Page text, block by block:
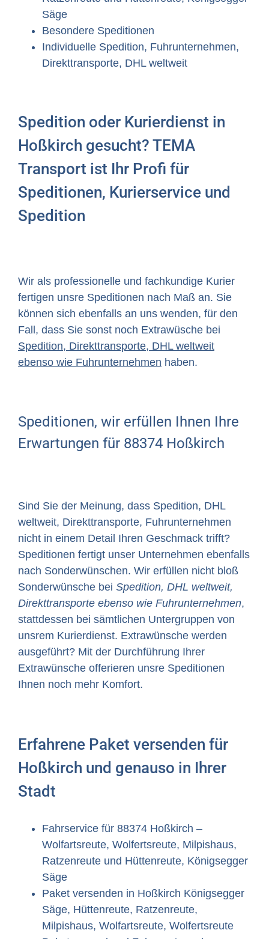
Säge
Besondere Speditionen
Individuelle Spedition, Fuhrunternehmen,
Direkttransporte, DHL weltweit
Spedition oder Kurierdienst in
Hoßkirch gesucht? TEMA
Transport ist Ihr Profi für
Speditionen, Kurierservice und
Spedition
Wir als professionelle und fachkundige Kurier
fertigen unsre Speditionen nach Maß an. Sie
können sich ebenfalls an uns wenden, für den
Fall, dass Sie sonst noch Extrawüsche bei
Spedition, Direkttransporte, DHL weltweit
ebenso wie Fuhrunternehmen haben.
Speditionen, wir erfüllen Ihnen Ihre
Erwartungen für 88374 Hoßkirch
Sind Sie der Meinung, dass Spedition, DHL
weltweit, Direkttransporte, Fuhrunternehmen
nicht in einem Detail Ihren Geschmack trifft?
Speditionen fertigt unser Unternehmen ebenfalls
nach Sonderwünschen. Wir erfüllen nicht bloß
Sonderwünsche bei Spedition, DHL weltweit,
Direkttransporte ebenso wie Fuhrunternehmen,
stattdessen bei sämtlichen Untergruppen von
unsrem Kurierdienst. Extrawünsche werden
ausgeführt? Mit der Durchführung Ihrer
Extrawünsche offerieren unsre Speditionen
Ihnen noch mehr Komfort.
Erfahrene Paket versenden für
Hoßkirch und genauso in Ihrer
Stadt
Fahrservice für 88374 Hoßkirch –
Wolfartsreute, Wolfertsreute, Milpishaus,
Ratzenreute und Hüttenreute, Königsegger
Säge
Paket versenden in Hoßkirch Königsegger
Säge, Hüttenreute, Ratzenreute,
Milpishaus, Wolfartsreute, Wolfertsreute